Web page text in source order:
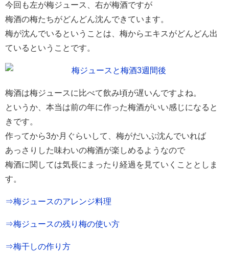
今回も左が梅ジュース、右が梅酒ですが
梅酒の梅たちがどんどん沈んできています。
梅が沈んでいるということは、梅からエキスがどんどん出
ているということです。
梅酒は梅ジュースに比べて飲み頃が遅いんですよね。
というか、本当は前の年に作った梅酒がいい感じになると
きです。
作ってから3か月ぐらいして、梅がだいぶ沈んでいれば
あっさりした味わいの梅酒が楽しめるようなので
梅酒に関しては気長にまったり経過を見ていくこととしま
す。
⇒梅ジュースのアレンジ料理
⇒梅ジュースの残り梅の使い方
⇒梅干しの作り方